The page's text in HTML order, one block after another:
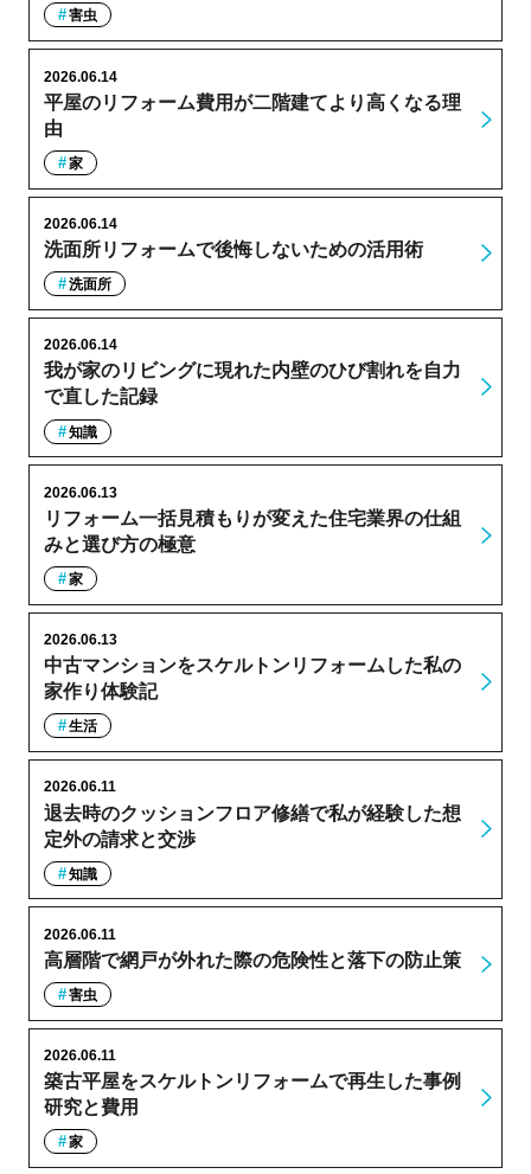
害虫
平屋のリフォーム費用が二階建てより高くなる理
由
2026.06.14
家
洗面所リフォームで後悔しないための活用術
2026.06.14
洗面所
我が家のリビングに現れた内壁のひび割れを自力
で直した記録
2026.06.14
知識
リフォーム一括見積もりが変えた住宅業界の仕組
みと選び方の極意
2026.06.13
家
中古マンションをスケルトンリフォームした私の
家作り体験記
2026.06.13
生活
退去時のクッションフロア修繕で私が経験した想
定外の請求と交渉
2026.06.11
知識
高層階で網戸が外れた際の危険性と落下の防止策
2026.06.11
害虫
築古平屋をスケルトンリフォームで再生した事例
研究と費用
2026.06.11
家